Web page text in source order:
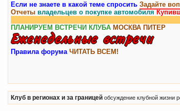
Если не знаете в какой теме спросить Задайте
Отчеты владельцев о покупке автомобиля
ПЛАНИРУЕМ ВСТРЕЧИ КЛУБА МОСКВА ПИТЕР
Правила форума ЧИТАТЬ ВСЕМ!
Клуб в регионах и за границей обсуждение клубной жизни